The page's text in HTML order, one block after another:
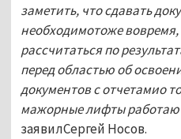
заметить, что сдавать
необходимотоже
рассчитаться по
перед областью об
документов с отчетамио
мажорные лифты
заявилСергей Носов.